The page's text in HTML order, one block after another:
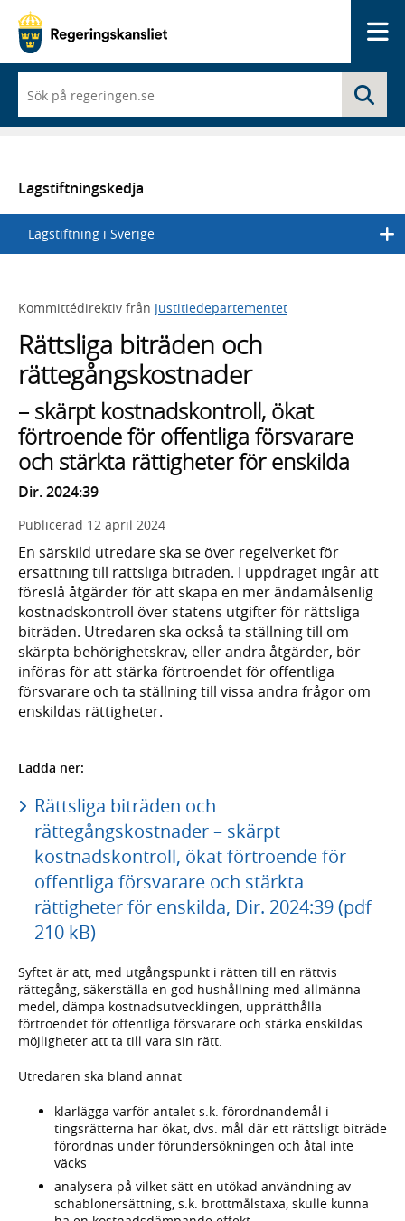
du
börjar
skriva
en
lista
med
sökförslag
Lagstiftningskedja
Lagstiftning i Sverige
Kommittédirektiv från Justitiedepartementet
Rättsliga biträden och
rättegångskostnader
– skärpt kostnadskontroll, ökat
förtroende för offentliga försvarare
och stärkta rättigheter för enskilda
Dir. 2024:39
Publicerad 12 april 2024
En särskild utredare ska se över regelverket för
ersättning till rättsliga biträden. I uppdraget ingår att
föreslå åtgärder för att skapa en mer ändamålsenlig
kostnadskontroll över statens utgifter för rättsliga
biträden. Utredaren ska också ta ställning till om
skärpta behörighetskrav, eller andra åtgärder, bör
införas för att stärka förtroendet för offentliga
försvarare och ta ställning till vissa andra frågor om
enskildas rättigheter.
Ladda ner:
Rättsliga biträden och
rättegångskostnader – skärpt
kostnadskontroll, ökat förtroende för
offentliga försvarare och stärkta
rättigheter för enskilda, Dir. 2024:39 (pdf
210 kB)
Syftet är att, med utgångspunkt i rätten till en rättvis
rättegång, säkerställa en god hushållning med allmänna
medel, dämpa kostnadsutvecklingen, upprätthålla
förtroendet för offentliga försvarare och stärka enskildas
möjligheter att ta till vara sin rätt.
Utredaren ska bland annat
klarlägga varför antalet s.k. förordnandemål i
tingsrätterna har ökat, dvs. mål där ett rättsligt biträde
förordnas under förundersökningen och åtal inte
väcks
analysera på vilket sätt en utökad användning av
schablonersättning, s.k. brottmålstaxa, skulle kunna